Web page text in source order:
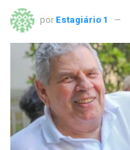
por Estagiário 1